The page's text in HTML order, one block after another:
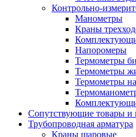
Контрольно-
Манометры
Краны
Напоромеры
Термометры
Термометры
Термометры
Сопутствующие товары и
Трубопроводная арматура
Краны шаровые